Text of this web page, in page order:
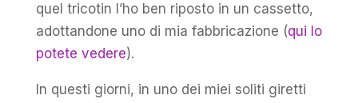
quel tricotin l’ho ben riposto in un cassetto,
adottandone uno di mia fabbricazione (qui lo
potete vedere).
In questi giorni, in uno dei miei soliti giretti